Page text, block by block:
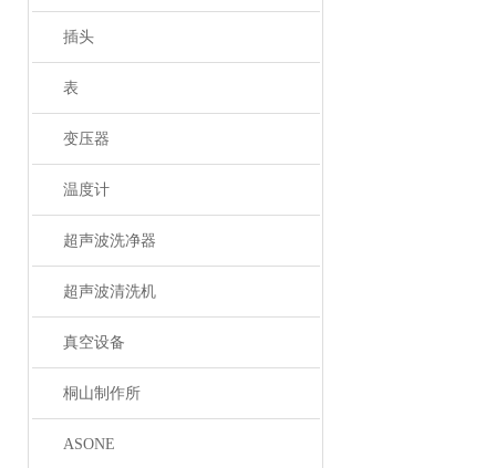
插头
表
变压器
温度计
超声波洗净器
超声波清洗机
真空设备
桐山制作所
ASONE